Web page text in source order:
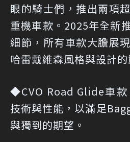
眼的騎士們，推出兩項
重機車款。2025年全新
細節，所有車款大膽展
哈雷戴維森風格與設計的
◆CVO Road Glide車款
技術與性能，以滿足
與獨到的期望。